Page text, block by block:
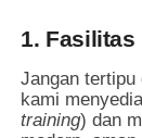
1. Fasilitas
Jangan tertipu
kami
training) dan